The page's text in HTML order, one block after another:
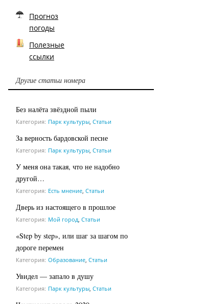
Прогноз
погоды
Полезные
ссылки
Другие статьи номера
Без налёта звёздной пыли
Категория: Парк культуры Статьи
За верность бардовской песне
Категория: Парк культуры Статьи
У меня она такая, что не надобно
другой…
Категория: Есть мнение Статьи
Дверь из настоящего в прошлое
Категория: Мой город Статьи
«Step by step», или шаг за шагом по
дороге перемен
Категория: Образование Статьи
Увидел — запало в душу
Категория: Парк культуры Статьи